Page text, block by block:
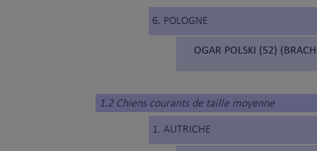
6. POLOGNE
OGAR POLSKI (52)
1.2 Chiens courants de taille moyenne
1. AUTRICHE